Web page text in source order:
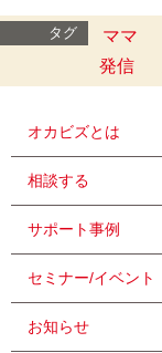
タグ ママ
発信
オカビズとは
相談する
サポート事例
セミナー/イベント
お知らせ